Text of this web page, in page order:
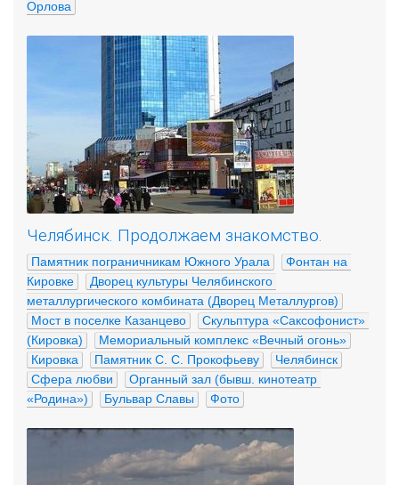
Орлова
Челябинск. Продолжаем знакомство.
Памятник пограничникам Южного Урала
Фонтан на
Кировке
Дворец культуры Челябинского
металлургического комбината (Дворец Металлургов)
Мост в поселке Казанцево
Скульптура «Саксофонист»
(Кировка)
Мемориальный комплекс «Вечный огонь»
Кировка
Памятник С. С. Прокофьеву
Челябинск
Сфера любви
Органный зал (бывш. кинотеатр
«Родина»)
Бульвар Славы Фото